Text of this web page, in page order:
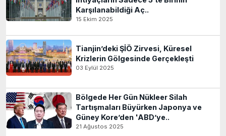
Karşılanabildiği Aç..
15 Ekim 2025
Tianjin’deki ŞİÖ Zirvesi, Küresel
Krizlerin Gölgesinde Gerçekleşti
03 Eylül 2025
Bölgede Her Gün Nükleer Silah
Tartışmaları Büyürken Japonya ve
Güney Kore’den 'ABD’ye..
21 Ağustos 2025